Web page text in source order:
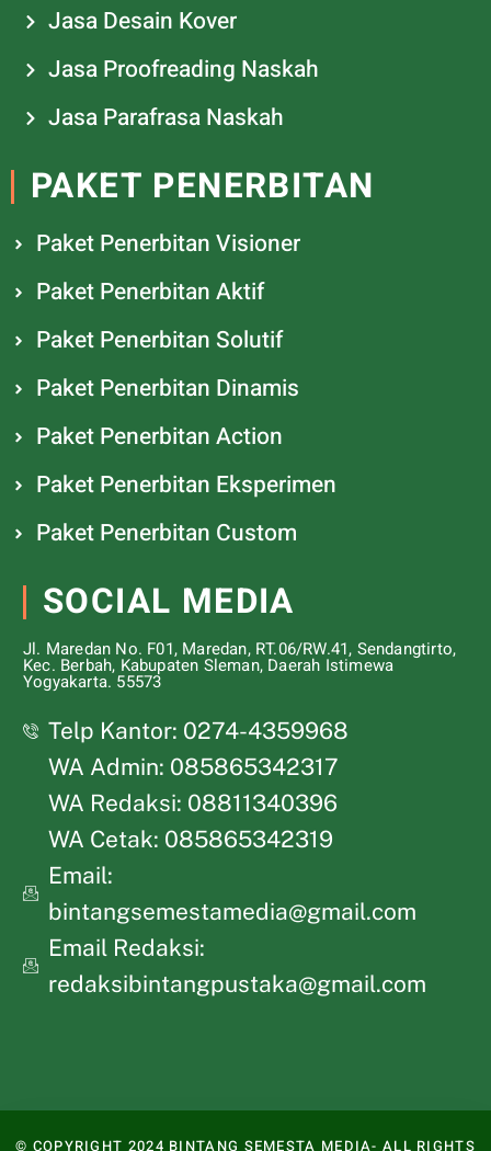
Jasa Desain Kover
Jasa Proofreading Naskah
Jasa Parafrasa Naskah
PAKET PENERBITAN
Paket Penerbitan Visioner
Paket Penerbitan Aktif
Paket Penerbitan Solutif
Paket Penerbitan Dinamis
Paket Penerbitan Action
Paket Penerbitan Eksperimen
Paket Penerbitan Custom
SOCIAL MEDIA
Jl. Maredan No. F01, Maredan, RT.06/RW.41, Sendangtirto,
Kec. Berbah, Kabupaten Sleman, Daerah Istimewa
Yogyakarta. 55573
Telp Kantor: 0274-4359968
WA Admin: 085865342317
WA Redaksi: 08811340396
WA Cetak: 085865342319
Email:
bintangsemestamedia@gmail.com
Email Redaksi:
redaksibintangpustaka@gmail.com
© COPYRIGHT 2024 BINTANG SEMESTA MEDIA- ALL RIGHTS